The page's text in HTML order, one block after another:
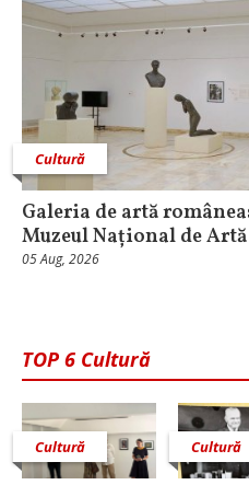
Cultură
Galeria de artă
Muzeul Național de Artă
05 Aug, 2026
TOP 6 Cultură
Cultură Cultură